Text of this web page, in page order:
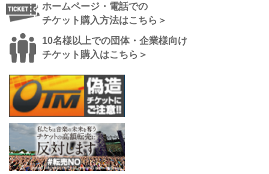
ホームページ・電話での
チケット購入方法はこちら＞
10名様以上での団体・企業様向け
チケット購入はこちら＞